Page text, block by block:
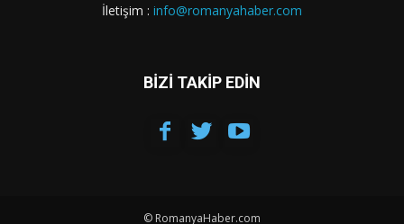
İletişim : info@romanyahaber.com
BİZİ TAKİP EDİN
© RomanyaHaber.com